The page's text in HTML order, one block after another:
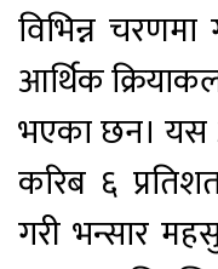
विभिन्न
आर्थिक
भएका छन। यस
करिब ६
गरी भन्सार